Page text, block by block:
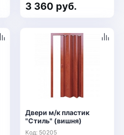
3 360 руб.
Двери м/к пластик
"Стиль" (вишня)
Код: 50205